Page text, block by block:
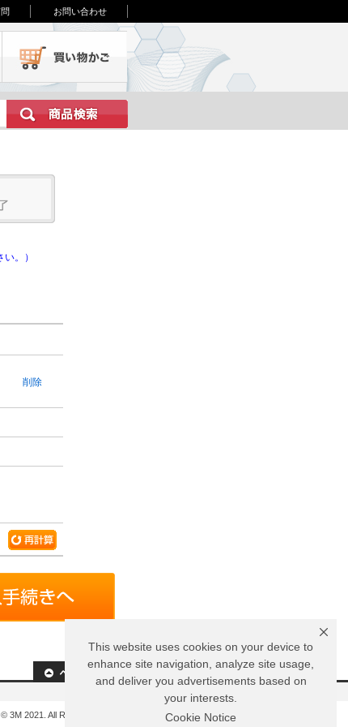
This website uses cookies on your device to
enhance site navigation, analyze site usage,
and deliver you advertisements based on
your interests.
Cookie Notice
お問い合わせ
買い物かご
。）
削除
© 3M 2021. All Rights Reserved.